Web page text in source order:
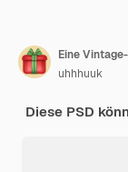
Eine
uhhhuuk
Diese PSD